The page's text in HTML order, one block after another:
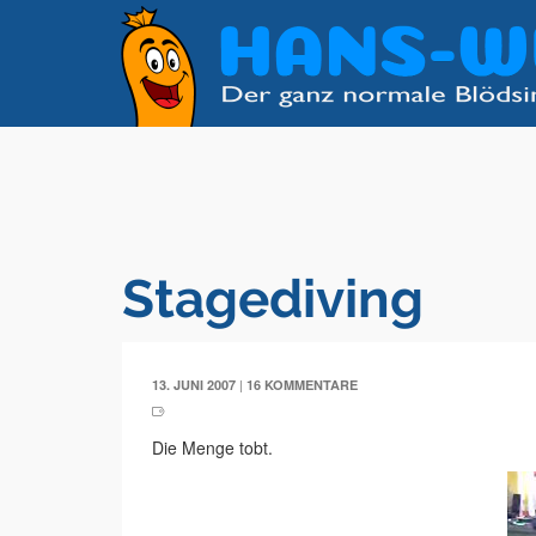
Stagediving
13. JUNI 2007 | 16 KOMMENTARE
Die Menge tobt.